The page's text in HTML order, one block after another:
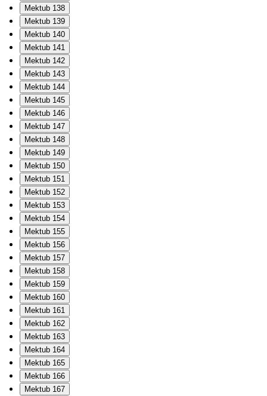
Mektub 138
Mektub 139
Mektub 140
Mektub 141
Mektub 142
Mektub 143
Mektub 144
Mektub 145
Mektub 146
Mektub 147
Mektub 148
Mektub 149
Mektub 150
Mektub 151
Mektub 152
Mektub 153
Mektub 154
Mektub 155
Mektub 156
Mektub 157
Mektub 158
Mektub 159
Mektub 160
Mektub 161
Mektub 162
Mektub 163
Mektub 164
Mektub 165
Mektub 166
Mektub 167